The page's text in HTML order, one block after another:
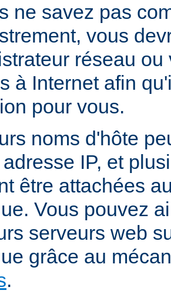
ne savez pas
vous
réseau ou
à Internet afin
pour vous.
noms d'hôte
IP, et
être attachées
Vous pouvez
serveurs web
grâce au
.